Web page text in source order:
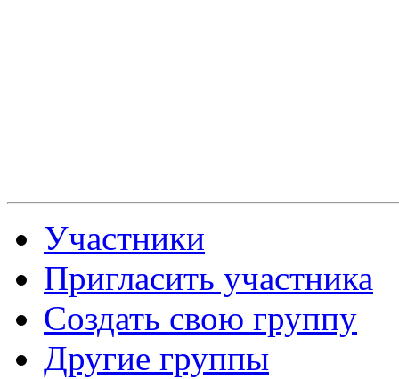
Участники
Пригласить участника
Создать свою группу
Другие группы